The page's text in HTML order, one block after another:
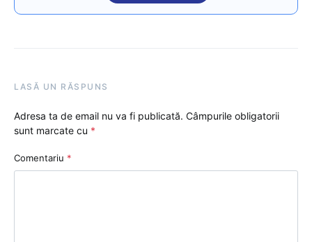
LASĂ UN RĂSPUNS
Adresa ta de email nu va fi publicată. Câmpurile obligatorii
sunt marcate cu *
Comentariu *